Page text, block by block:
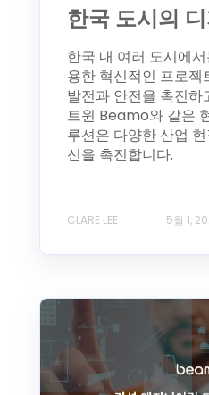
한국 도시의
한국 내 여러 도시에
용한 혁신적인 프로젝
발전과 안전을 촉진하
트윈 Beamo와 같은
루션은 다양한 산업
신을 촉진합니다.
CLARE LEE 5월 1,